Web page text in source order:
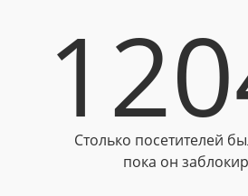
Столько посетителей
пока он